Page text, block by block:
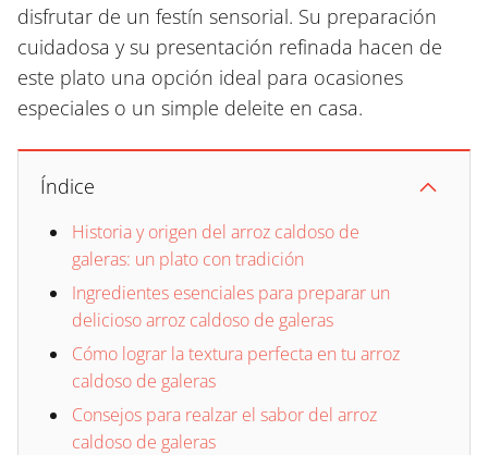
disfrutar de un festín sensorial. Su preparación
cuidadosa y su presentación refinada hacen de
este plato una opción ideal para ocasiones
especiales o un simple deleite en casa.
Índice
Historia y origen del arroz caldoso de
galeras: un plato con tradición
Ingredientes esenciales para preparar un
delicioso arroz caldoso de galeras
Cómo lograr la textura perfecta en tu arroz
caldoso de galeras
Consejos para realzar el sabor del arroz
caldoso de galeras